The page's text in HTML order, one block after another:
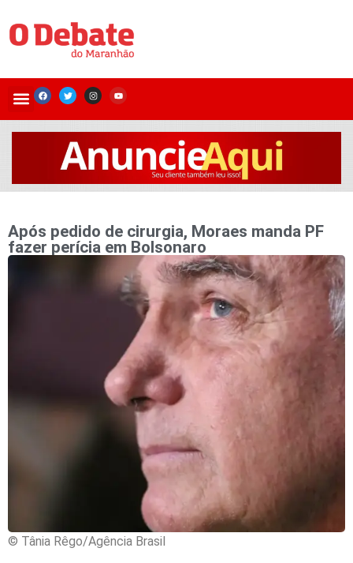
Após pedido de cirurgia, Moraes manda PF
fazer perícia em Bolsonaro
© Tânia Rêgo/Agência Brasil